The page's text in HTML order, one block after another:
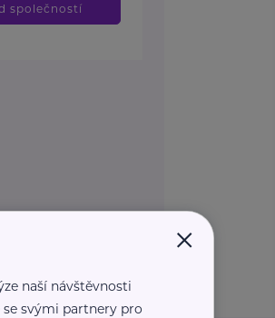
společností
×
naší návštěvnosti
svými partnery pro